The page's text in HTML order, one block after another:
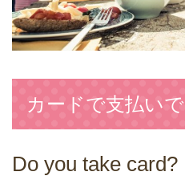
カードで支払い
Do you take card?